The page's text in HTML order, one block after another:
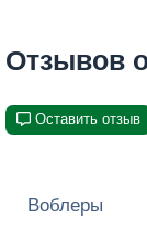
Отзывов
Оставить отзыв
Воблеры